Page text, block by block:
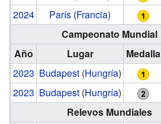
2024
París (Francia)
Campeonato Mundial
Año
Lugar Medalla
2023 Budapest (Hungría)
2023 Budapest (Hungría)
Relevos Mundiales